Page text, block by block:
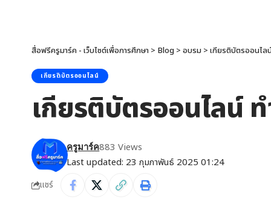
สื่อฟรีครูมาร์ค - เว็บไซต์เพื่อการศึกษา > Blog > อบรม > เกียรติบัตรออนไล
เกียรติบัตรออนไลน์
เกียรติบัตรออนไลน์
Last updated: 23 กุมภาพันธ์ 2025 01:24
ครูมาร์ค883 Views
แชร์